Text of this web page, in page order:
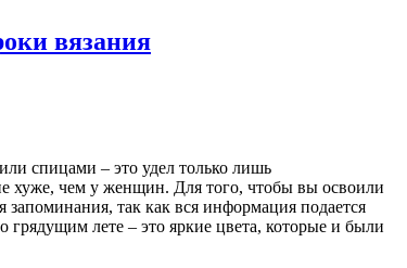
вязания
или спицами – это удел только лишь
хуже, чем у женщин. Для того, чтобы вы освоили
так как вся информация подается
лете – это яркие цвета, которые и были